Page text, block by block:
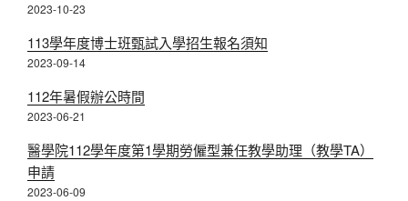
2023-10-23
113學年度博士班甄試入學招生報名須知
2023-09-14
112年暑假辦公時間
2023-06-21
醫學院112學年度第1學期勞僱型兼任教學助理（教學TA）
申請
2023-06-09